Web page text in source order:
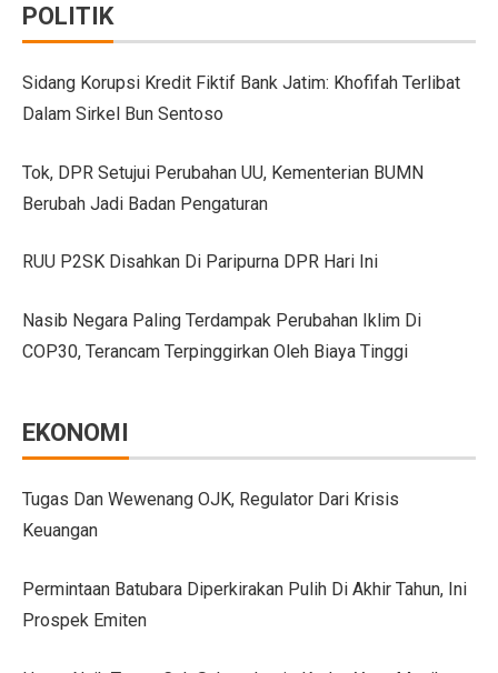
GIIAS Bandung 2025: Sinergi Pemerintah, Industri,
Trio Unggulan Suzuki di GIIAS Bandung 2025:
Daihatsu Rocky Diluncurkan di GIIAS: SUV Kompak
Hyundai Akan Rilis Mobil Listrik Baru Tahun Ini
28 Kendaraan Perusahaan di Aceh Tamiang Pakai
Pengalaman Pertama Mengemudi Jaecoo J8, SUV
Persaingan BMW dan Mercedes-Benz Hadapi Bebas
Citroen C3 Sport dan Jeep Gladiator Meluncur di
POLITIK
Sidang Korupsi Kredit Fiktif Bank Jatim: Khofifah Terlibat
Dalam Sirkel Bun Sentoso
Tok, DPR Setujui Perubahan UU, Kementerian BUMN
Berubah Jadi Badan Pengaturan
RUU P2SK Disahkan Di Paripurna DPR Hari Ini
Nasib Negara Paling Terdampak Perubahan Iklim Di
COP30, Terancam Terpinggirkan Oleh Biaya Tinggi
EKONOMI
Tugas Dan Wewenang OJK, Regulator Dari Krisis
Keuangan
Permintaan Batubara Diperkirakan Pulih Di Akhir Tahun, Ini
Prospek Emiten